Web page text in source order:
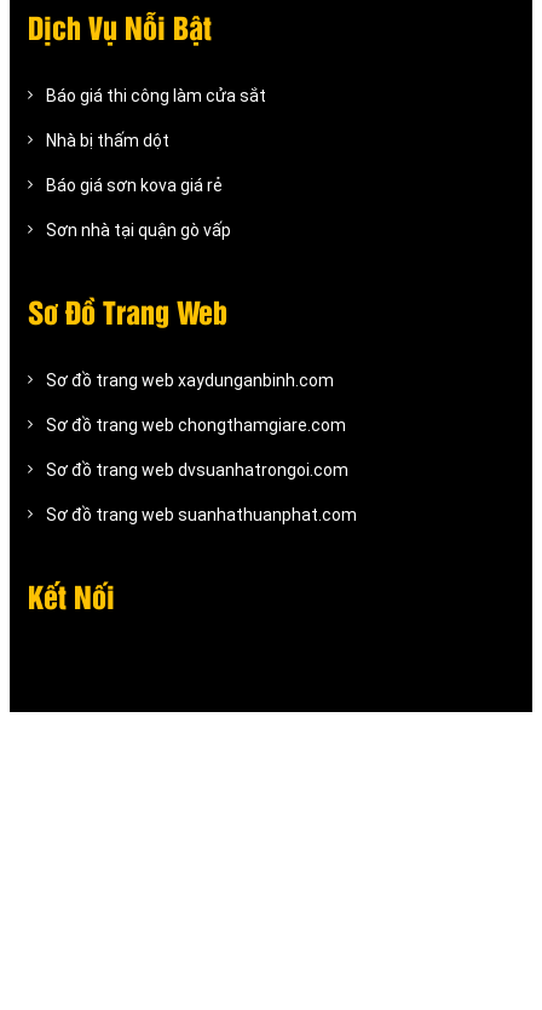
Dịch Vụ Nỗi Bật
Báo giá thi công làm cửa sắt
Nhà bị thấm dột
Báo giá sơn kova giá rẻ
Sơn nhà tại quận gò vấp
Sơ Đồ Trang Web
Sơ đồ trang web xaydunganbinh.com
Sơ đồ trang web chongthamgiare.com
Sơ đồ trang web dvsuanhatrongoi.com
Sơ đồ trang web suanhathuanphat.com
Kết Nối